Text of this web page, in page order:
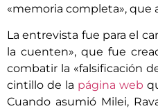
«memoria completa», que
La entrevista fue para el
la cuenten», que fue
combatir la «falsificación
cintillo de la página web
Cuando asumió Milei,